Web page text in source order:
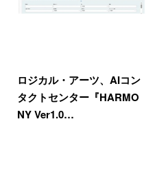
ロジカル・アーツ、AIコン
タクトセンター『HARMO
NY Ver1.0…